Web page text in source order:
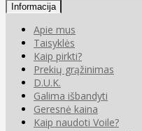
Informacija
Apie mus
Taisyklės
Kaip pirkti?
Prekių grąžinimas
D.U.K.
Galima išbandyti
Geresnė kaina
Kaip naudoti Voile?